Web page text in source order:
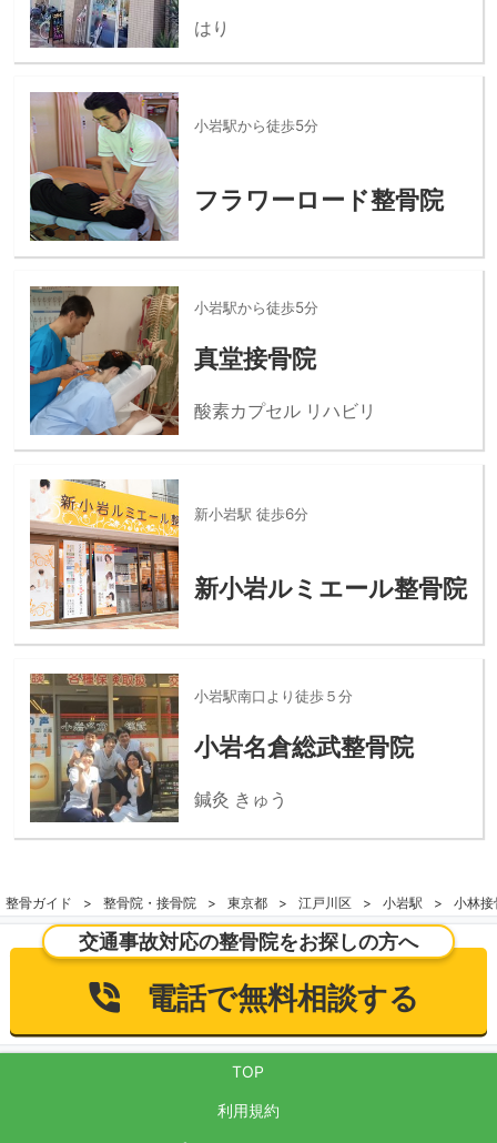
はり
小岩駅から徒歩5分
フラワーロード整骨院
小岩駅から徒歩5分
真堂接骨院
酸素カプセル リハビリ
新小岩駅 徒歩6分
新小岩ルミエール整骨院
小岩駅南口より徒歩５分
小岩名倉総武整骨院
鍼灸 きゅう
整骨ガイド 整骨院・接骨院 東京都 江戸川区 小岩駅 小林接
交通事故対応の整骨院をお探しの方へ
電話で無料相談する
TOP
利用規約